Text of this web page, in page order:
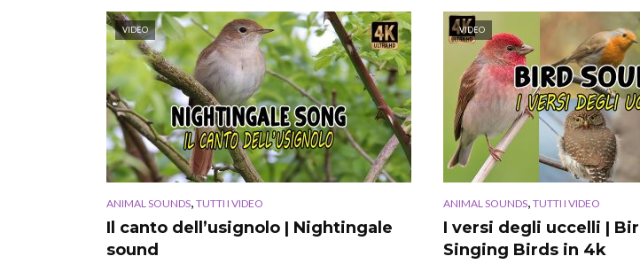
VIDEO
ANIMAL SOUNDS, TUTTI I VIDEO
Il canto dell’usignolo | Nightingale
sound
VIDEO
ANIMAL SOUNDS, TUTTI I VIDEO
I versi degli uccelli |
Singing Birds in 4k